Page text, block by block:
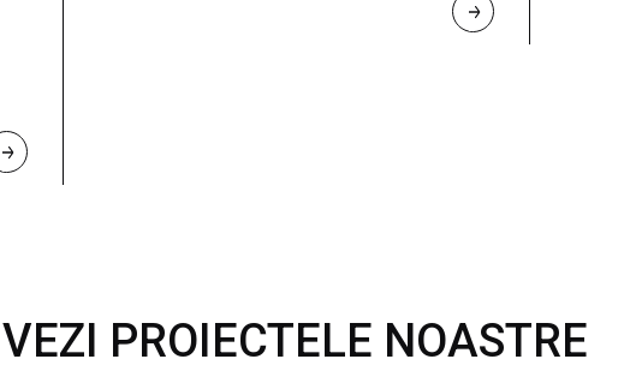
R
E
R
E
VEZI PROIECTELE NOASTRE